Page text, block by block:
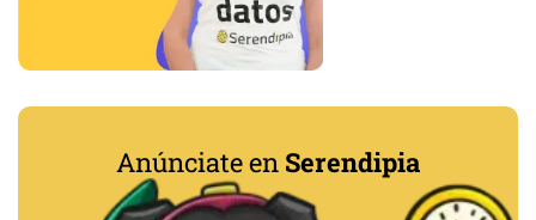
Anúnciate en Serendipia